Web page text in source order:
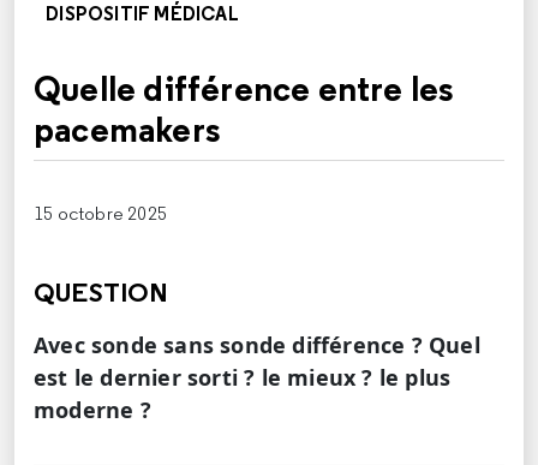
DISPOSITIF MÉDICAL
Quelle différence entre les
pacemakers
15 octobre 2025
QUESTION
Avec sonde sans sonde différence ? Quel
est le dernier sorti ? le mieux ? le plus
moderne ?